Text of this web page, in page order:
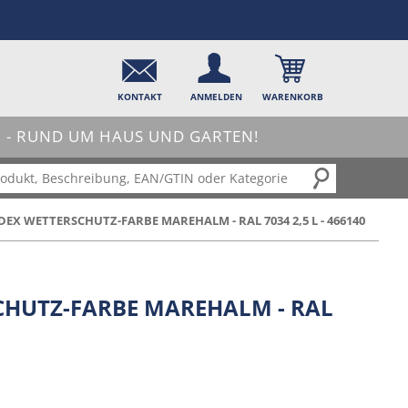
KONTAKT ANMELDEN WARENKORB
RUND UM HAUS UND GARTEN!
WETTERSCHUTZ-FARBE MAREHALM - RAL 7034 2,5 L - 466140
FARBE MAREHALM - RAL